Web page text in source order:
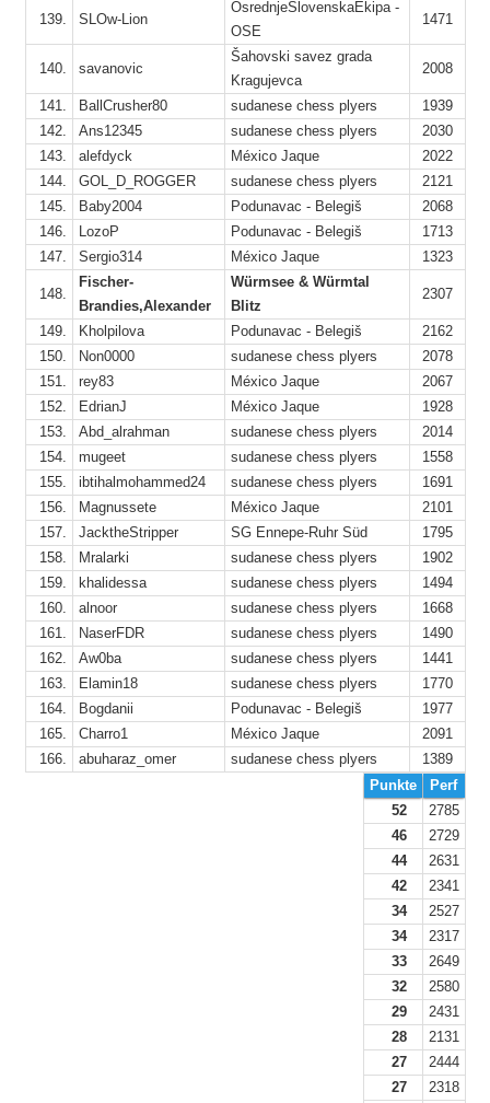
139. SLOw-Lion
OsrednjeSlovenskaEkipa -
OSE
1471
140. savanovic
Šahovski savez grada
Kragujevca
2008
141. BallCrusher80 sudanese chess plyers
1939
142.
Ans12345 sudanese chess plyers
2030
143.
alefdyck México Jaque
2022
144.
GOL_D_ROGGER sudanese chess plyers
2121
145.
Baby2004 Podunavac - Belegiš
2068
146.
LozoP Podunavac - Belegiš
1713
147.
Sergio314 México Jaque 1323
148.
Fischer-
Brandies,Alexander
Würmsee & Würmtal
Blitz
2307
149. Kholpilova Podunavac - Belegiš
2162
150.
Non0000 sudanese chess plyers
2078
151.
rey83 México Jaque
2067
152.
EdrianJ México Jaque
1928
153.
Abd_alrahman sudanese chess plyers
2014
154.
mugeet sudanese chess plyers
1558
155.
ibtihalmohammed24 sudanese chess plyers
1691
156.
Magnussete México Jaque
2101
157.
JacktheStripper SG Ennepe-Ruhr Süd
1795
158.
Mralarki sudanese chess plyers
1902
159.
khalidessa sudanese chess plyers
1494
160.
alnoor sudanese chess plyers
1668
161.
NaserFDR sudanese chess plyers
1490
162.
Aw0ba sudanese chess plyers
1441
163.
Elamin18 sudanese chess plyers
1770
164.
Bogdanii Podunavac - Belegiš
1977
165.
Charro1 México Jaque
2091
166.
abuharaz_omer sudanese chess plyers
1389
Punkte
Perf
52
2785
46
2729
44
2631
42
2341
34
2527
34
2317
33
2649
32
2580
29
2431
28
2131
27
2444
27
2318